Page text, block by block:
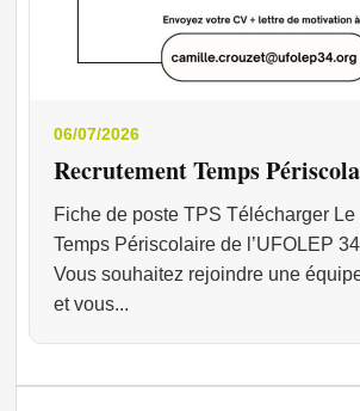
06/07/2026
Recrutement Temps
Fiche de poste TPS Télécharger Le
Temps Périscolaire de l’UFOLEP
Vous souhaitez rejoindre une
et vous...